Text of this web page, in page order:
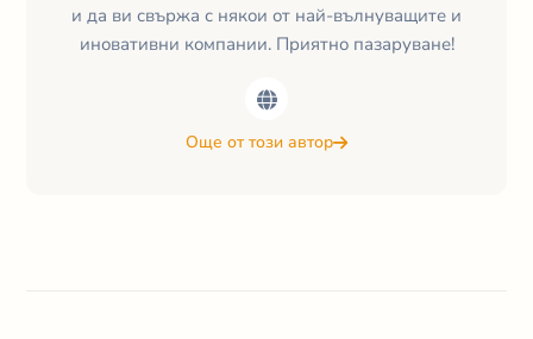
и да ви свържа с някои от най-вълнуващите и
иновативни компании. Приятно пазаруване!
Още от този автор